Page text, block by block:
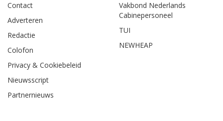
Contact
Adverteren
Redactie
Colofon
Privacy & Cookiebeleid
Nieuwsscript
Partnernieuws
Vakbond Nederlands
Cabinepersoneel
TUI
NEWHEAP